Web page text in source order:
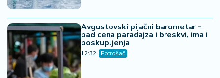
Avgustovski pijačni barometar -
pad cena paradajza i breskvi, ima i
poskupljenja
12:32 Potrošač